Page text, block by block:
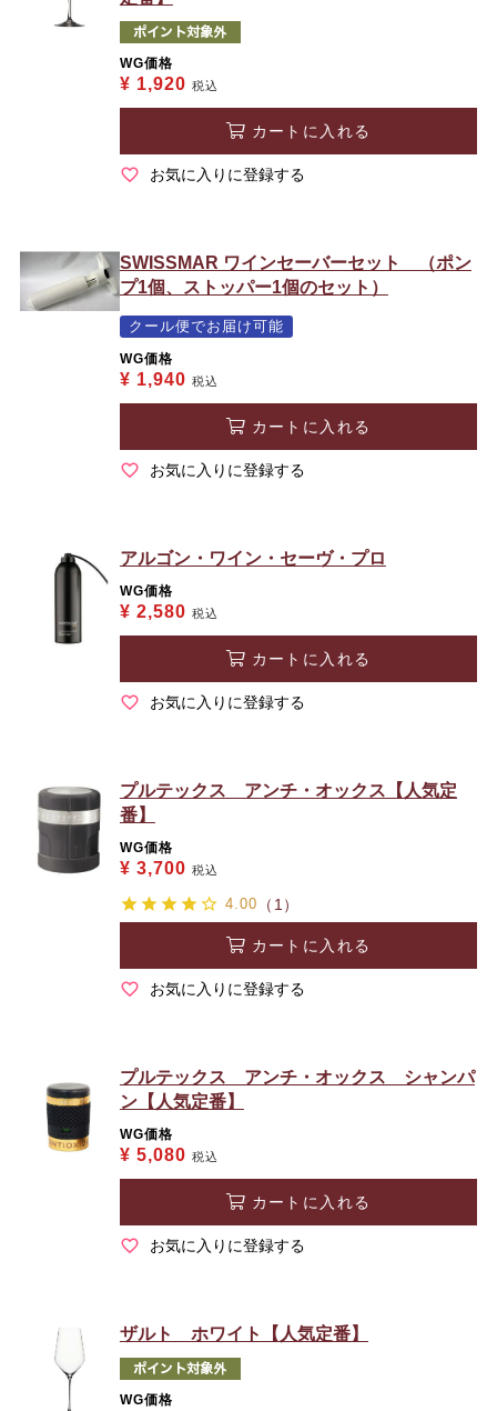
WG価格
¥ 1,920 税込
カートに入れる
お気に入りに登録する
SWISSMAR ワインセーバーセット （ポン
プ1個、ストッパー1個のセット）
クール便でお届け可能
WG価格
¥ 1,940 税込
カートに入れる
お気に入りに登録する
アルゴン・ワイン・セーヴ・プロ
WG価格
¥ 2,580 税込
カートに入れる
お気に入りに登録する
プルテックス アンチ・オックス【人気定
番】
WG価格
¥ 3,700 税込
4.00 （1）
カートに入れる
お気に入りに登録する
プルテックス アンチ・オックス シャンパ
ン【人気定番】
WG価格
¥ 5,080 税込
カートに入れる
お気に入りに登録する
ザルト ホワイト【人気定番】
WG価格